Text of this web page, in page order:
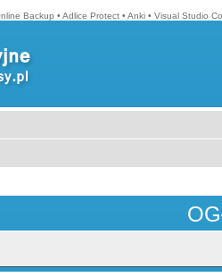
Backup • Adlice Protect • Anki • Visual Studio